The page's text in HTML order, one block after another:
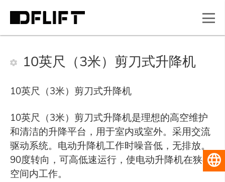
10英尺（3米）剪刀式升降机
10英尺（3米）剪刀式升降机
10英尺（3米）剪刀式升降机是理想的高空维护
和清洁的升降平台，用于室内或室外。采用交流
驱动系统。电动升降机工作时噪音低，无排放。
90度转向，可高低速运行，使电动升降机在狭小
空间内工作。
简体中文